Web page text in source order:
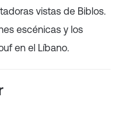
vistas de Biblos.
escénicas y los
en el Líbano.